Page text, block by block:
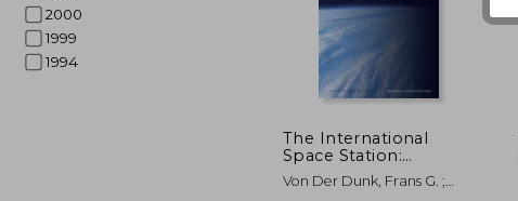
2000
1999
1994
40%
dcto.
The International
Space Station:
Commercial Utilisation
from a European
Von Der Dunk, Frans G. ;